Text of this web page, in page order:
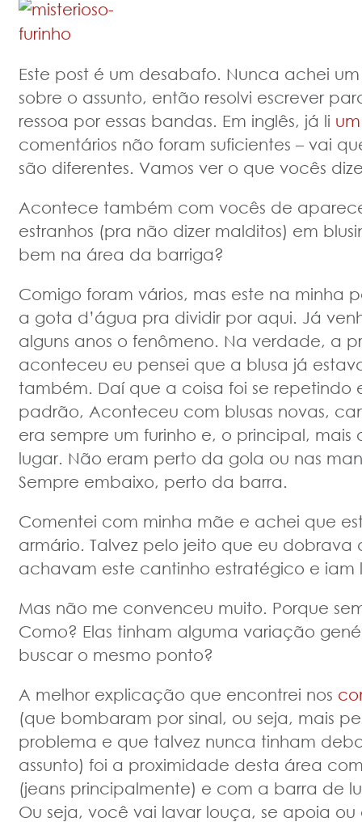
Este post é um desabafo. Nunca achei
sobre o assunto, então resolvi escrever
ressoa por essas bandas. Em inglês, já li um
comentários não foram suficientes – vai
são diferentes. Vamos ver o que vocês
Acontece também com vocês de
estranhos (pra não dizer malditos) em
bem na área da barriga?
Comigo foram vários, mas este na minha
a gota d’água pra dividir por aqui. Já
alguns anos o fenômeno. Na verdade, a
aconteceu eu pensei que a blusa já
também. Daí que a coisa foi se repetindo
padrão, Aconteceu com blusas novas,
era sempre um furinho e, o principal, mais
lugar. Não eram perto da gola ou nas
Sempre embaixo, perto da barra.
Comentei com minha mãe e achei que
armário. Talvez pelo jeito que eu dobrava
achavam este cantinho estratégico e iam
Mas não me convenceu muito. Porque
Como? Elas tinham alguma variação
buscar o mesmo ponto?
A melhor explicação que encontrei nos
(que bombaram por sinal, ou seja, mais
problema e que talvez nunca tinham
assunto) foi a proximidade desta área
(jeans principalmente) e com a barra de
Ou seja, você vai lavar louça, se apoia ou